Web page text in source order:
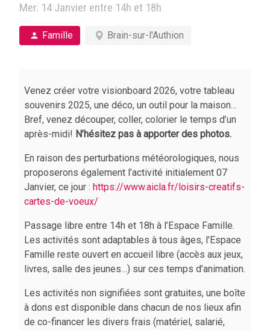
Mer. 14 Janvier entre 14h et 18h
Famille Brain-sur-l'Authion
Venez créer votre visionboard 2026, votre tableau
souvenirs 2025, une déco, un outil pour la maison…
Bref, venez découper, coller, colorier le temps d’un
après-midi! N’hésitez pas à apporter des photos.
En raison des perturbations météorologiques, nous
proposerons également l’activité initialement 07
Janvier, ce jour : https://www.aicla.fr/loisirs-creatifs-
cartes-de-voeux/
Passage libre entre 14h et 18h à l’Espace Famille.
Les activités sont adaptables à tous âges, l’Espace
Famille reste ouvert en accueil libre (accès aux jeux,
livres, salle des jeunes…) sur ces temps d’animation.
Les activités non signifiées sont gratuites, une boîte
à dons est disponible dans chacun de nos lieux afin
de co-financer les divers frais (matériel, salarié,